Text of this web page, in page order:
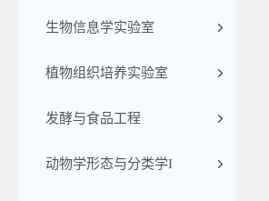
生物信息学实验室
植物组织培养实验室
发酵与食品工程
动物学形态与分类学I